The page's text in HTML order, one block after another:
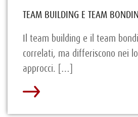
TEAM BUILDING E TEAM
Il team building e il team
correlati, ma differiscono nei
approcci. […]